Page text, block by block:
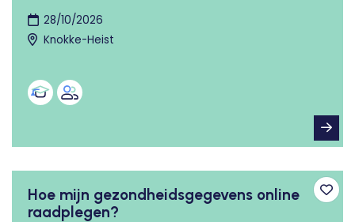
28/10/2026
Knokke-Heist
Hoe mijn gezondheidsgegevens online
raadplegen?